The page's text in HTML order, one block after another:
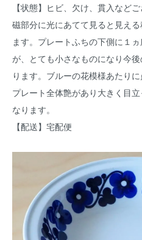
【状態】ヒビ、欠け、貫入など
磁部分に光にあてて見ると見え
ます。プレートふちの下側に１
が、とても小さなものになり今
ります。ブルーの花模様あたり
プレート全体艶があり大きく目
なります。
【配送】宅配便